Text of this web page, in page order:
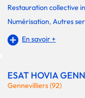
Restauration collective
Numérisation, Autres
En savoir +
ESAT HOVIA
Gennevilliers (92)